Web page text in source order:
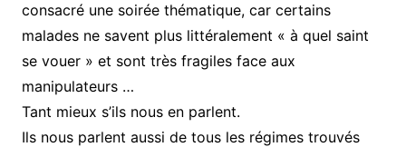
consacré une soirée thématique, car certains
malades ne savent plus littéralement « à quel saint
se vouer » et sont très fragiles face aux
manipulateurs …
Tant mieux s’ils nous en parlent.
Ils nous parlent aussi de tous les régimes trouvés